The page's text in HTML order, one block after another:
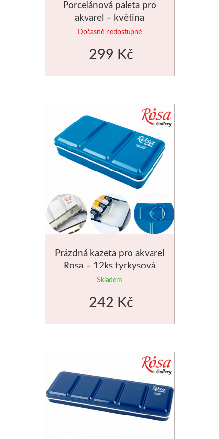
Porcelánová paleta pro
akvarel – květina
Dočasně nedostupné
299 Kč
Prázdná kazeta pro akvarel
Rosa – 12ks tyrkysová
Skladem
242 Kč